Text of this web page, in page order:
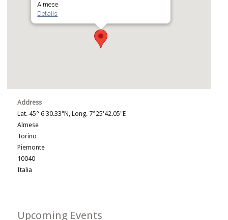
Almese
Details
Address
Lat. 45° 6'30.33"N, Long. 7°25'42.05"E
Almese
Torino
Piemonte
10040
Italia
Upcoming Events